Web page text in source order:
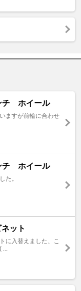
チ ホイール
ますが前輪に合わせ
チ ホイール
た。
ット
に入替えました、こ
...